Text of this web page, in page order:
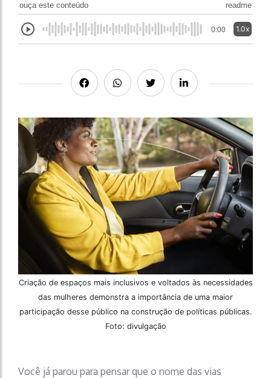
ouça este conteúdo readme
0:00 1.0x
Criação de espaços mais inclusivos e voltados às necessidades
das mulheres demonstra a importância de uma maior
participação desse público na construção de políticas públicas.
Foto: divulgação
Você já parou para pensar que o nome das vias